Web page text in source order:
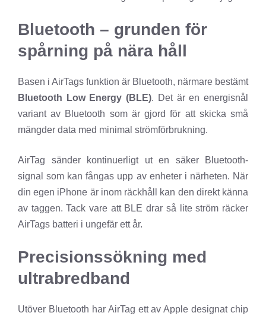
Bluetooth – grunden för
spårning på nära håll
Basen i AirTags funktion är Bluetooth, närmare bestämt
Bluetooth Low Energy (BLE). Det är en energisnål
variant av Bluetooth som är gjord för att skicka små
mängder data med minimal strömförbrukning.
AirTag sänder kontinuerligt ut en säker Bluetooth-
signal som kan fångas upp av enheter i närheten. När
din egen iPhone är inom räckhåll kan den direkt känna
av taggen. Tack vare att BLE drar så lite ström räcker
AirTags batteri i ungefär ett år.
Precisionssökning med
ultrabredband
Utöver Bluetooth har AirTag ett av Apple designat chip